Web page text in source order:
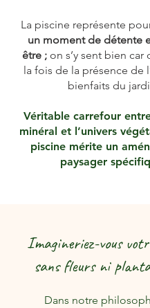
La piscine représente
un moment de détente
être ; on s’y sent bien
la fois de la présence de
bienfaits du
Véritable carrefour
minéral et l’univers
piscine mérite un
paysager
Imagineriez-vous
sans fleurs ni
Dans notre